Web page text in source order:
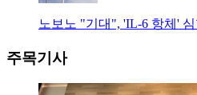
노보노 "기대", 'IL-6 항체'
주목기사